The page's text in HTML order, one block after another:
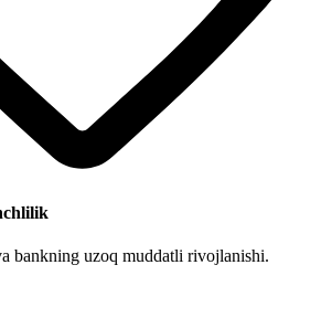
bankning uzoq muddatli rivojlanishi.